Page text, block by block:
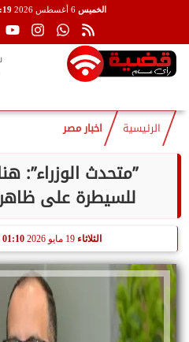
الخميس 6 أغسطس 2026
الرئيسية اخبار مصر
”متحدث الوزراء”:
للسيطرة على
الثلاثاء 19 مايو 2026 01:10 صـ